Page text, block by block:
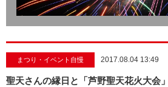
まつり・イベント自慢 2017.08.04 13:49
聖天さんの縁日と「芦野聖天花火大会